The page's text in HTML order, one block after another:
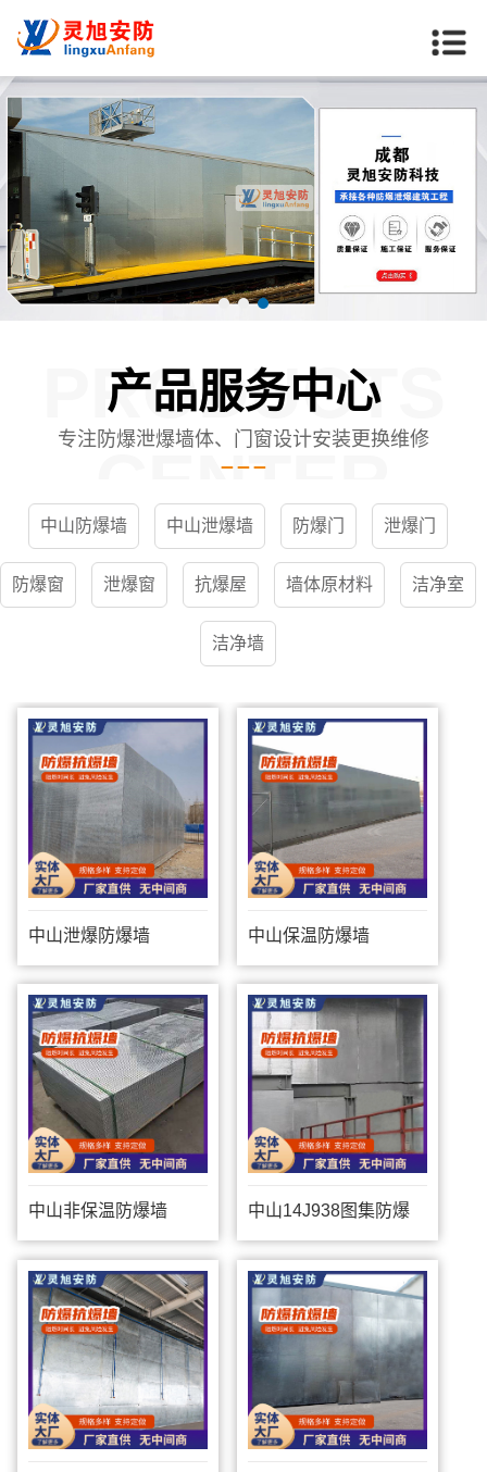
产品服务中心
PRODUCTS
CENTER
专注防爆泄爆墙体、门窗设计安装更换维修
中山防爆墙 中山泄爆墙 防爆门 泄爆门
防爆窗 泄爆窗 抗爆屋 墙体原材料 洁净室
洁净墙
中山泄爆防爆墙 中山保温防爆墙
中山非保温防爆墙 中山14J938图集防爆
墙